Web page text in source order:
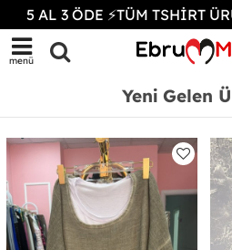
5 AL 3 ÖDE ⚡TÜM TSHİRT
menü
Yeni Gelen